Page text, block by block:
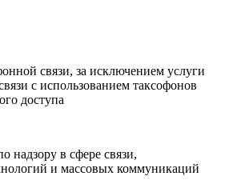
связи, за исключением услуги
с использованием таксофонов
доступа
надзору в сфере связи,
и массовых коммуникаций